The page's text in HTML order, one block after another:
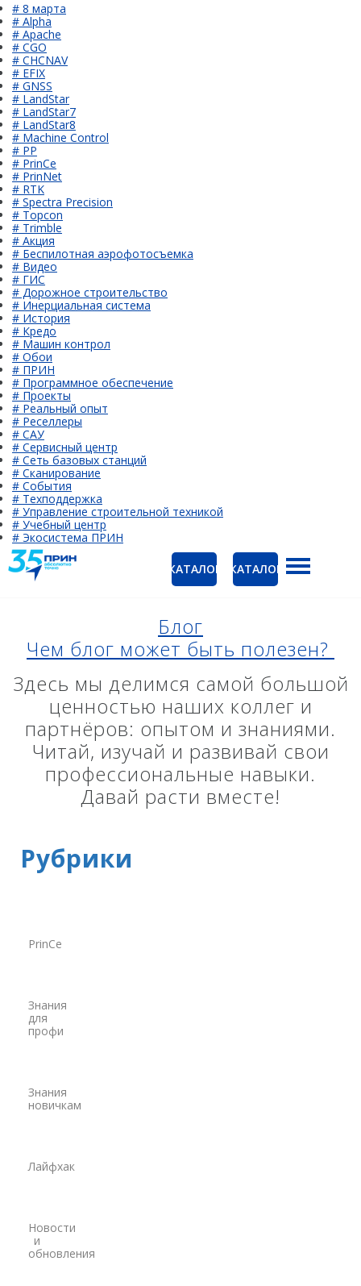
# 8 марта
# Alpha
# Apache
# CGO
# CHCNAV
# EFIX
# GNSS
# LandStar
# LandStar7
# LandStar8
# Machine Control
# PP
# PrinCe
# PrinNet
# RTK
# Spectra Precision
# Topcon
# Trimble
# Акция
# Беспилотная аэрофотосъемка
# Видео
# ГИС
# Дорожное строительство
# Инерциальная система
# История
# Кредо
# Машин контрол
# Обои
# ПРИН
# Программное обеспечение
# Проекты
# Реальный опыт
# Реселлеры
# САУ
# Сервисный центр
# Сеть базовых станций
# Сканирование
# События
# Техподдержка
# Управление строительной техникой
# Учебный центр
# Экосистема ПРИН
КАТАЛОГ КАТАЛОГ
CHCNAV
EFIX
Trimble
Spectra Precision
Руснавгеосеть
Нивелиры
Наземное лазерное сканирование
Воздушное лазерное сканирование
SLAM
Аксессуары для лазерного сканирования
Spectra Precision
Блог
Чем блог может быть полезен?
Здесь мы делимся самой большой
ценностью наших коллег и
партнёров: опытом и знаниями.
Читай, изучай и развивай свои
профессиональные навыки.
Давай расти вместе!
Рубрики
PrinCe
Знания
для
профи
Знания
новичкам
Лайфхак
Новости
и
обновления